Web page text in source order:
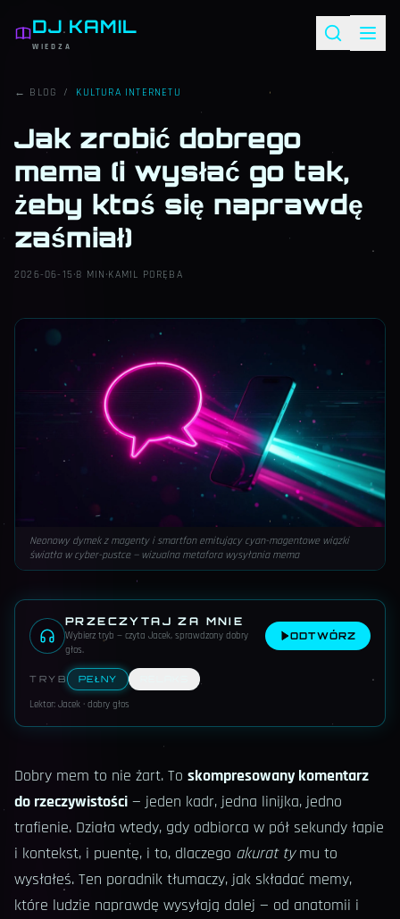
DJ KAMIL
WIEDZA
← BLOG / KULTURA INTERNETU
Jak zrobić dobrego
mema (i wysłać go tak,
żeby ktoś się naprawdę
zaśmiał)
2026-06-15 ·8 MIN ·KAMIL PORĘBA
Neonowy dymek z magenty i smartfon emitujący cyan-magentowe wiązki
światła w cyber-pustce — wizualna metafora wysyłania mema
PRZECZYTAJ ZA MNIE
Wybierz tryb — czyta Jacek, sprawdzony dobry
głos.
ODTWÓRZ
TRYB PEŁNY
Lektor: Jacek · dobry głos
Dobry mem to nie żart. To skompresowany komentarz
do rzeczywistości — jeden kadr, jedna linijka, jedno
trafienie. Działa wtedy, gdy odbiorca w pół sekundy łapie
i kontekst, i puentę, i to, dlaczego akurat tymu to
wysłałeś. Ten poradnik tłumaczy, jak składać memy,
które ludzie naprawdę wysyłają dalej — od anatomii i